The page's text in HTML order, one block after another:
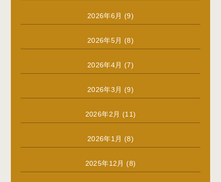
2026年6月 (9)
2026年5月 (8)
2026年4月 (7)
2026年3月 (9)
2026年2月 (11)
2026年1月 (8)
2025年12月 (8)